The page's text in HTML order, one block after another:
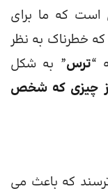
است که ما برای
خطرناک به نظر
“ترس” به شکل
چیزی که شخص
که باعث می